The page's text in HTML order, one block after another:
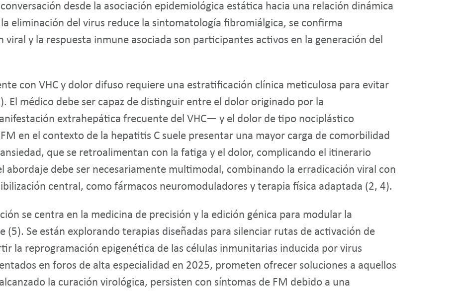
desde la asociación epidemiológica estática hacia una relación dinámica
eliminación del virus reduce la sintomatología fibromiálgica, se confirma
y la respuesta inmune asociada son participantes activos en la generación del
con VHC y dolor difuso requiere una estratificación clínica meticulosa para evitar
El médico debe ser capaz de distinguir entre el dolor originado por la
extrahepática frecuente del VHC— y el dolor de tipo nociplástico
en el contexto de la hepatitis C suele presentar una mayor carga de comorbilidad
que se retroalimentan con la fatiga y el dolor, complicando el itinerario
debe ser necesariamente multimodal, combinando la erradicación viral con
central, como fármacos neuromoduladores y terapia física adaptada (2, 4).
se centra en la medicina de precisión y la edición génica para modular la
Se están explorando terapias diseñadas para silenciar rutas de activación de
la reprogramación epigenética de las células inmunitarias inducida por virus
en foros de alta especialidad en 2025, prometen ofrecer soluciones a aquellos
la curación virológica, persisten con síntomas de FM debido a una